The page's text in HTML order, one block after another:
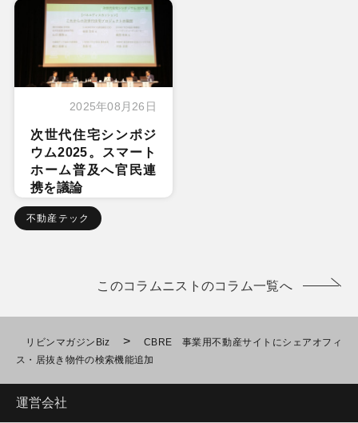
2025年08月26日
次世代住宅シンポジ
ウム2025。スマート
ホーム普及へ官民連
携を議論
不動産テック
このコラムニストのコラム一覧へ
リビンマガジンBiz >
CBRE 事業用不動産サイトにシェアオフィ
ス・居抜き物件の検索機能追加
運営会社